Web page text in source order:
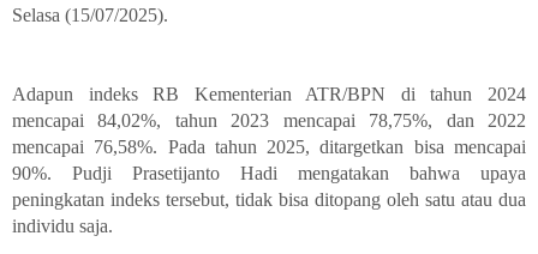
Selasa (15/07/2025).
Adapun indeks RB Kementerian ATR/BPN di tahun 2024
mencapai 84,02%, tahun 2023 mencapai 78,75%, dan 2022
mencapai 76,58%. Pada tahun 2025, ditargetkan bisa mencapai
90%. Pudji Prasetijanto Hadi mengatakan bahwa upaya
peningkatan indeks tersebut, tidak bisa ditopang oleh satu atau dua
individu saja.